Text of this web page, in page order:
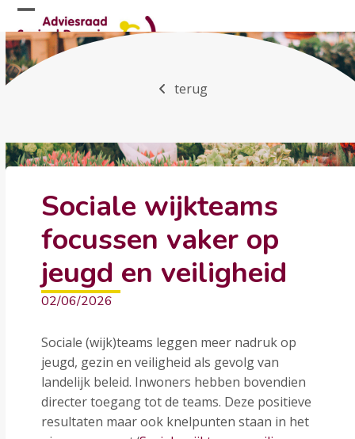
Skip
to
content
Open
mobile
menu
Close
mobile
menu
terug
Sociale wijkteams
focussen vaker op
jeugd en veiligheid
02/06/2026
Sociale (wijk)teams leggen meer nadruk op
jeugd, gezin en veiligheid als gevolg van
landelijk beleid. Inwoners hebben bovendien
directer toegang tot de teams. Deze positieve
resultaten maar ook knelpunten staan in het